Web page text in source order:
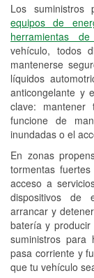
Los suministros
equipos de
herramientas
vehículo, todos
mantenerse
líquidos
anticongelante y
clave:
funcione de
inundadas o el
En zonas
tormentas
acceso a
dispositivos de
arrancar y
batería y
suministros para
pasa corriente y
que tu vehículo